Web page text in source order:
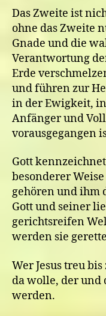
Das Zweite ist
ohne das Zweite
Gnade und die
Verantwortung
Erde
und führen zur
in der Ewigkeit,
Anfänger und
vorausgegangen
Gott
besonderer
gehören und ihm
Gott und seiner
gerichtsreifen
werden sie
Wer Jesus treu
da wolle, der und
werden.